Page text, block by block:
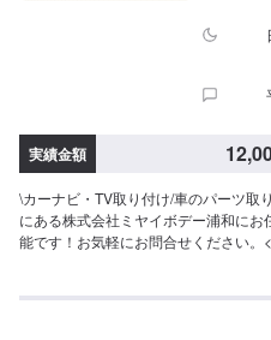
実績金額
\カーナビ・TV取り付け/車のパーツ取
にある株式会社ミヤイボデー浦和に
能です！お気軽にお問合せください。
実務経験の長いスタッフが丁寧にわ